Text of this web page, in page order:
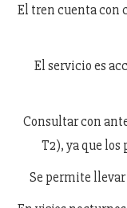
El tren cuenta con
El servicio es
Consultar con
T2), ya que los
Se permite llevar